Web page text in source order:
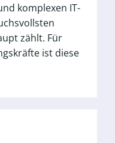
komplexen IT-
zählt. Für
ist diese